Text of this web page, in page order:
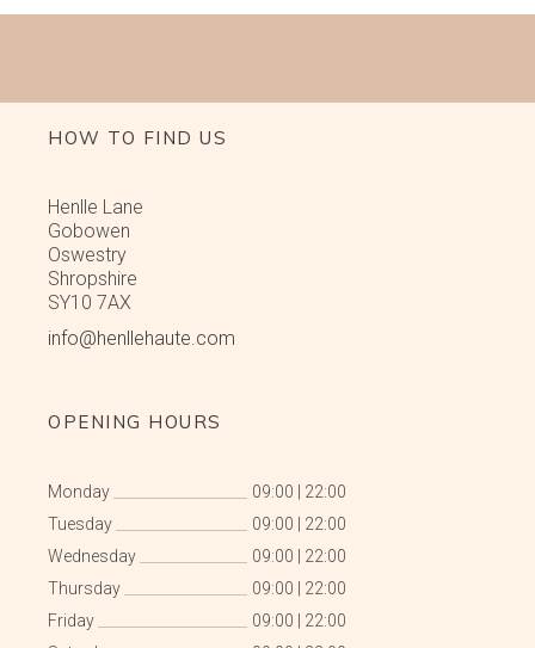
HOW TO FIND US
Henlle Lane
Gobowen
Oswestry
Shropshire
SY10 7AX
info@henllehaute.com
OPENING HOURS
Monday 09:00
22:00
Tuesday
09:00
22:00
Wednesday
09:00
22:00
Thursday
09:00
22:00
Friday
09:00
22:00